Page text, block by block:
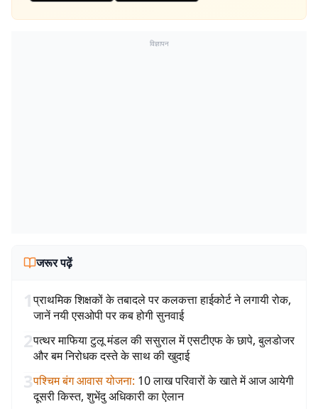
विज्ञापन
जरूर पढ़ें
1प्राथमिक शिक्षकों के तबादले पर कलकत्ता हाईकोर्ट ने लगायी रोक,
जानें नयी एसओपी पर कब होगी सुनवाई
2पत्थर माफिया टुलू मंडल की ससुराल में एसटीएफ के छापे, बुलडोजर
और बम निरोधक दस्ते के साथ की खुदाई
3पश्चिम बंग आवास योजना: 10 लाख परिवारों के खाते में आज आयेगी
दूसरी किस्त, शुभेंदु अधिकारी का ऐलान